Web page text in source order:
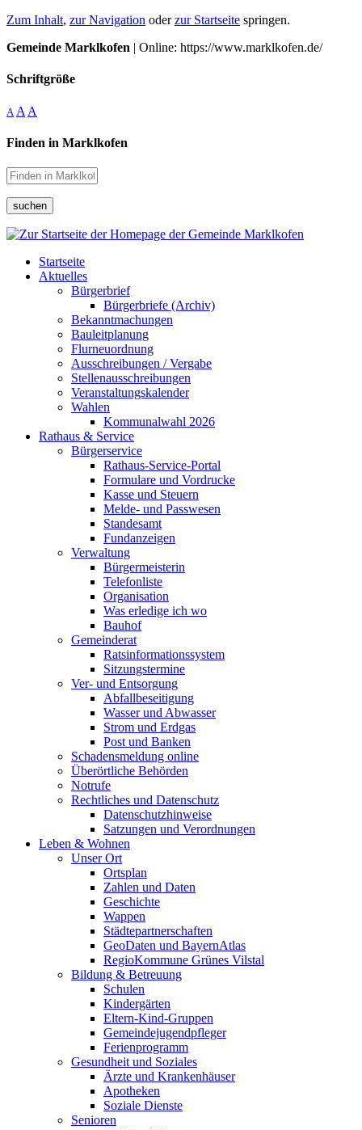
Zum Inhalt, zur Navigation oderzur Startseite springen.
Gemeinde Marklkofen | Online: https://www.marklkofen.de/
Schriftgröße
A A A
Finden in Marklkofen
suchen
Startseite
Aktuelles
Bürgerbrief
Bürgerbriefe (Archiv)
Bekanntmachungen
Bauleitplanung
Flurneuordnung
Ausschreibungen / Vergabe
Stellenausschreibungen
Veranstaltungskalender
Wahlen
Kommunalwahl 2026
Rathaus & Service
Bürgerservice
Rathaus-Service-Portal
Formulare und Vordrucke
Kasse und Steuern
Melde- und Passwesen
Standesamt
Fundanzeigen
Verwaltung
Bürgermeisterin
Telefonliste
Organisation
Was erledige ich wo
Bauhof
Gemeinderat
Ratsinformationssystem
Sitzungstermine
Ver- und Entsorgung
Abfallbeseitigung
Wasser und Abwasser
Strom und Erdgas
Post und Banken
Schadensmeldung online
Überörtliche Behörden
Notrufe
Rechtliches und Datenschutz
Datenschutzhinweise
Satzungen und Verordnungen
Leben & Wohnen
Unser Ort
Ortsplan
Zahlen und Daten
Geschichte
Wappen
Städtepartnerschaften
GeoDaten und BayernAtlas
RegioKommune Grünes Vilstal
Bildung & Betreuung
Schulen
Kindergärten
Eltern-Kind-Gruppen
Gemeindejugendpfleger
Ferienprogramm
Gesundheit und Soziales
Ärzte und Krankenhäuser
Apotheken
Soziale Dienste
Senioren